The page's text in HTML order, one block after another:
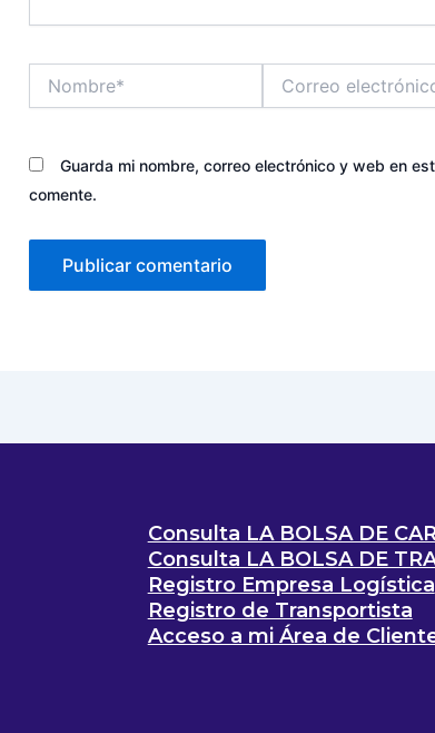
electrónico*
Guarda mi nombre, correo electrónico y web en
comente.
Consulta LA BOLSA DE
Consulta LA BOLSA DE
Registro Empresa Logística
Registro de Transportista
Acceso a mi Área de